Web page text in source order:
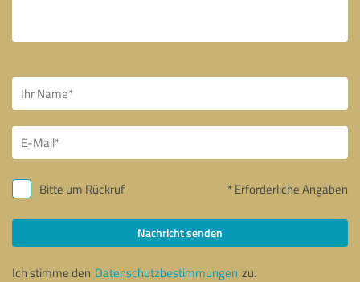
Bitte um Rückruf * Erforderliche Angaben
Nachricht senden
Ich stimme den Datenschutzbestimmungen zu.